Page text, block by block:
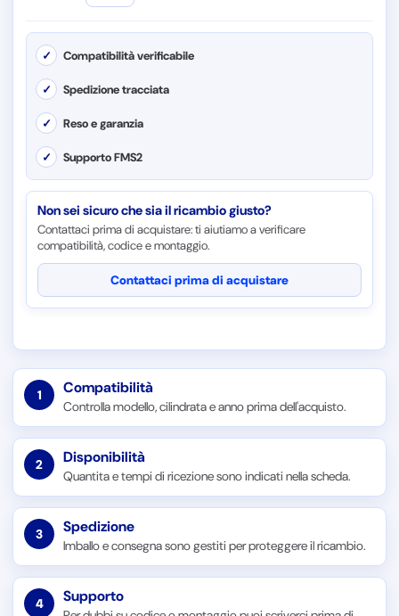
✓ Compatibilità verificabile
✓ Spedizione tracciata
✓ Reso e garanzia
✓ Supporto FMS2
Non sei sicuro che sia il ricambio giusto?
Contattaci prima di acquistare: ti aiutiamo a verificare
compatibilità, codice e montaggio.
Contattaci prima di acquistare
1 Compatibilità
Controlla modello, cilindrata e anno prima dell'acquisto.
2 Disponibilità
Quantita e tempi di ricezione sono indicati nella scheda.
3 Spedizione
Imballo e consegna sono gestiti per proteggere il ricambio.
4 Supporto